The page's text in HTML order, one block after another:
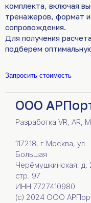
комплекта, включая
тренажеров, формат
сопровождения.
Для получения
подберем
Запросить стоимость
ООО
Разработка VR, AR,
117218, г.Москва, ул.
Большая
Черёмушкинская, д.
стр. 97
ИНН 7727410980
(c) 2024 ООО